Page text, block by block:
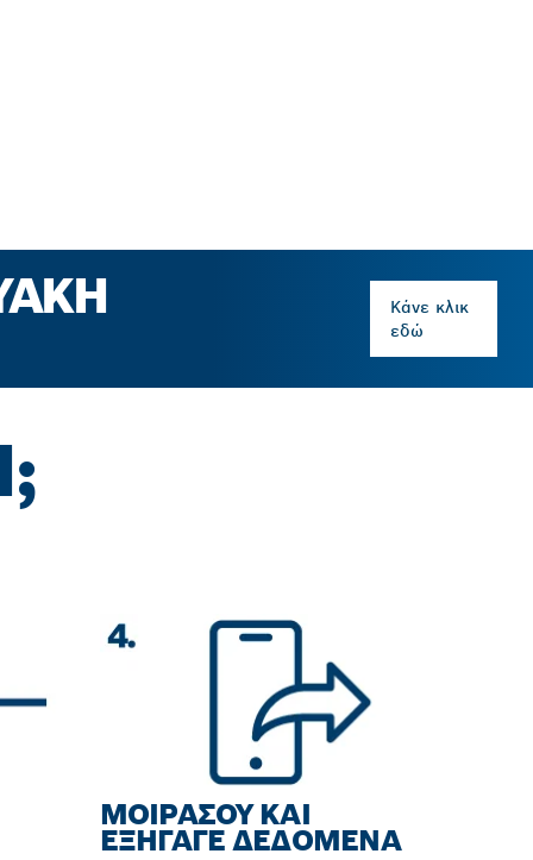
Κάνε κλικ
εδώ
ΜΟΙΡΑΣΟΥ ΚΑΙ
ΕΞΗΓΑΓΕ ΔΕΔΟΜΕΝΑ